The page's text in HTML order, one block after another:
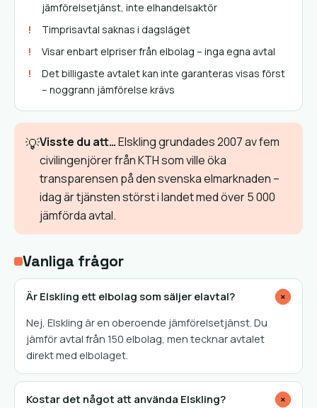
jämförelsetjänst, inte elhandelsaktör
Timprisavtal saknas i dagsläget
Visar enbart elpriser från elbolag – inga egna avtal
Det billigaste avtalet kan inte garanteras visas först
– noggrann jämförelse krävs
💡Visste du att…Elskling grundades 2007 av fem
civilingenjörer från KTH som ville öka
transparensen på den svenska elmarknaden –
idag är tjänsten störst i landet med över 5 000
jämförda avtal.
Vanliga frågor
Är Elskling ett elbolag som säljer elavtal? +
Nej, Elskling är en oberoende jämförelsetjänst. Du
jämför avtal från 150 elbolag, men tecknar avtalet
direkt med elbolaget.
Kostar det något att använda Elskling? +